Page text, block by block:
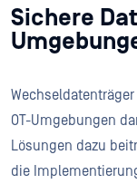
Sichere
OT-Umgebungen
Lösungen dazu
die